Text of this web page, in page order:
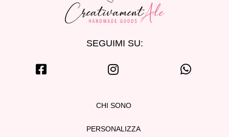
SEGUIMI SU:
CHI SONO
PERSONALIZZA